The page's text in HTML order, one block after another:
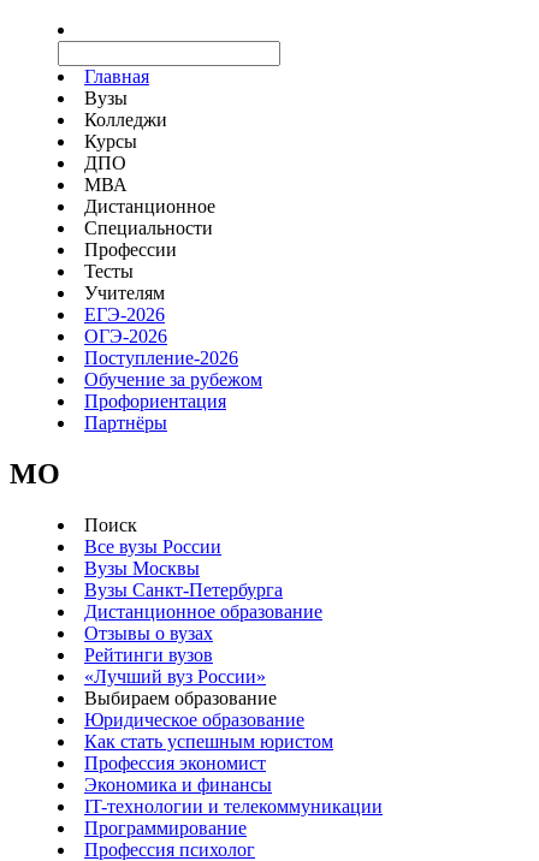
Главная
Вузы
Колледжи
Курсы
ДПО
МВА
Дистанционное
Специальности
Профессии
Тесты
Учителям
ЕГЭ-2026
ОГЭ-2026
Поступление-2026
Обучение за рубежом
Профориентация
Партнёры
MO
Поиск
Все вузы России
Вузы Москвы
Вузы Санкт-Петербурга
Дистанционное образование
Отзывы о вузах
Рейтинги вузов
«Лучший вуз России»
Выбираем образование
Юридическое образование
Как стать успешным юристом
Профессия экономист
Экономика и финансы
IT-технологии и телекоммуникации
Программирование
Профессия психолог